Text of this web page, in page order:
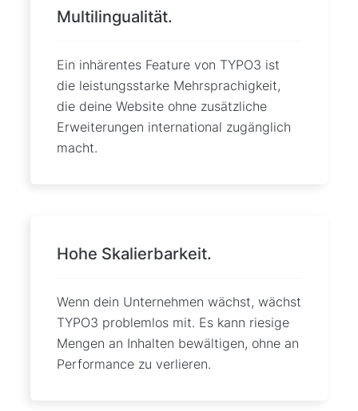
Multilingualität.
Ein inhärentes Feature von TYPO3 ist
die leistungsstarke Mehrsprachigkeit,
die deine Website ohne zusätzliche
Erweiterungen international zugänglich
macht.
Hohe Skalierbarkeit.
Wenn dein Unternehmen wächst, wächst
TYPO3 problemlos mit. Es kann riesige
Mengen an Inhalten bewältigen, ohne an
Performance zu verlieren.